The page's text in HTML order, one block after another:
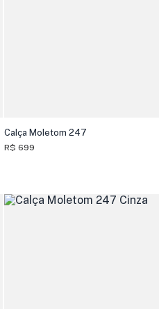
Calça Moletom 247
R$ 699